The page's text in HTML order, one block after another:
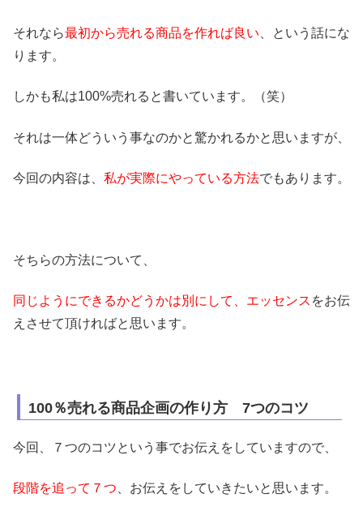
それなら最初から売れる商品を作れば良い 、という話にな
ります。
しかも私は100%売れると書いています。（笑）
それは一体どういう事なのかと驚かれるかと思いますが、
今回の内容は、 私が実際にやっている方法でもあります。
そちらの方法について、
同じようにできるかどうかは別にして、エッセンス をお伝
えさせて頂ければと思います。
100％売れる商品企画の作り方 7つのコツ
今回、７つのコツという事でお伝えをしていますので、
段階を追って７つ、お伝えをしていきたいと思います。